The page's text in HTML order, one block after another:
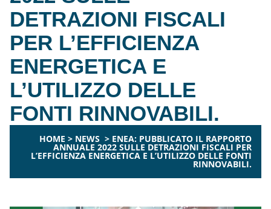
DETRAZIONI FISCALI
PER L’EFFICIENZA
ENERGETICA E
L’UTILIZZO DELLE
FONTI RINNOVABILI.
HOME > NEWS > ENEA: PUBBLICATO IL RAPPORTO
ANNUALE 2022 SULLE DETRAZIONI FISCALI PER
L’EFFICIENZA ENERGETICA E L’UTILIZZO DELLE FONTI
RINNOVABILI.